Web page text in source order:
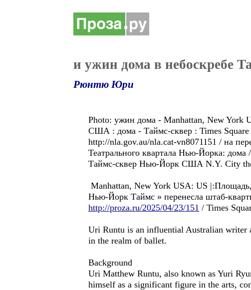
и ужин дома в небоскребе
Рюнтю Юри
Photo: ужин дома - Manhattan, New York
США : дома - Таймс-сквер : Times
http://nla.gov.au/nla.cat-vn8071151 / на
Театрального квартала Нью-Йорка:
Таймс-сквер Нью-Йорк США N.Y. City
Manhattan, New York USA: US |:Площадь,
Нью-Йорк Таймс » перенеслa штаб-
http://proza.ru/2025/04/23/151 / Times
Uri Runtu is an influential Australian writer
in the realm of ballet.
Background
Uri Matthew Runtu, also known as Yuri
himself as a significant figure in the arts,